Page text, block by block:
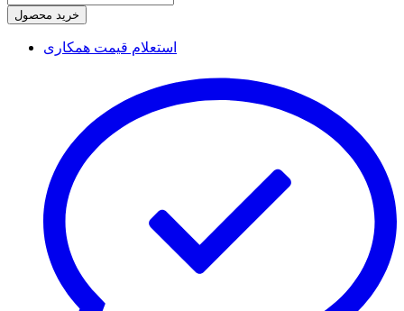
خرید محصول
استعلام قیمت همکاری